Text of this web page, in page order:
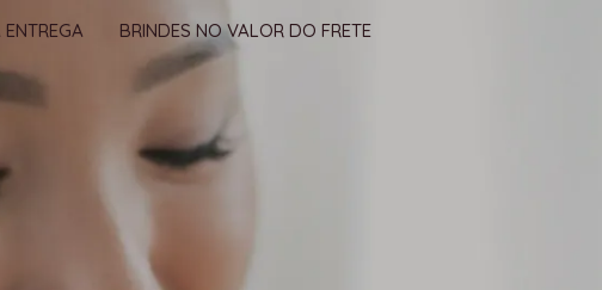
BRINDES NO VALOR DO FRETE